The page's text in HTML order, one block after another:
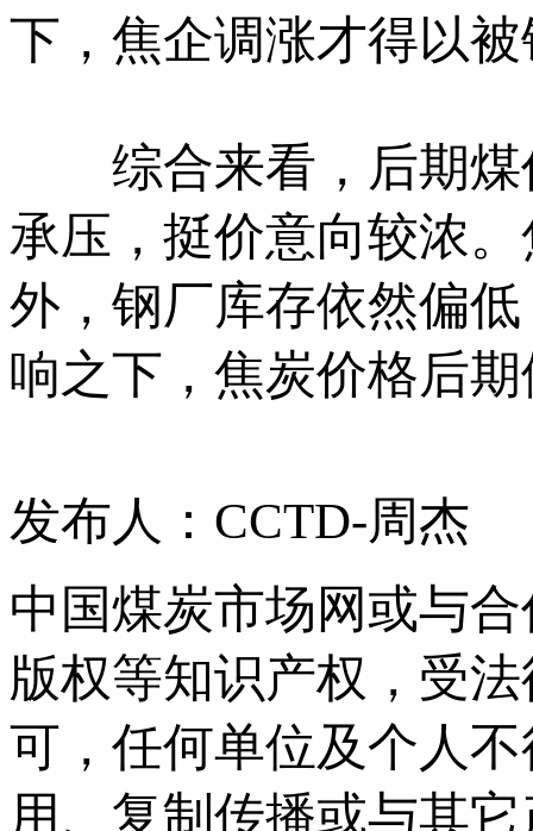
下，焦企调涨才得以
综合来看，后期煤
承压，挺价意向较浓
外，钢厂库存依然偏
响之下，焦炭价格后
发布人：CCTD-周杰
中国煤炭市场网或与
版权等知识产权，受
可，任何单位及个人
用、复制传播或与其